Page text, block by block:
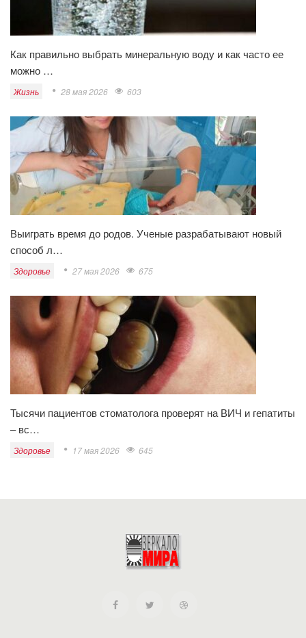
Как правильно выбрать минеральную воду и как часто ее
можно …
Жизнь 28 мая 2026 603
Выиграть время до родов. Ученые разрабатывают новый
способ л…
Здоровье 27 мая 2026 675
Тысячи пациентов стоматолога проверят на ВИЧ и гепатиты
– вс…
Здоровье 17 мая 2026 645